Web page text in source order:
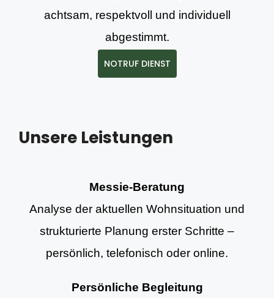
achtsam, respektvoll und individuell
abgestimmt.
NOTRUF DIENST
Unsere Leistungen
Messie-Beratung
Analyse der aktuellen Wohnsituation und
strukturierte Planung erster Schritte –
persönlich, telefonisch oder online.
Persönliche Begleitung